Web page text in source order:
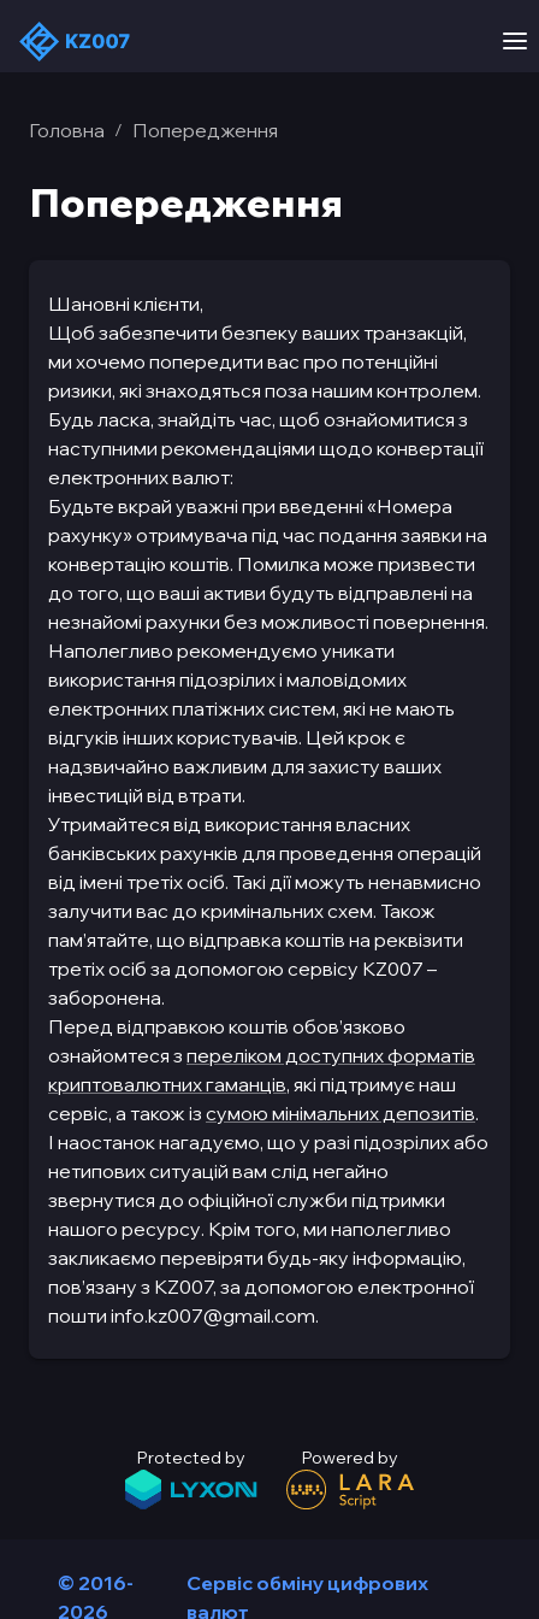
Головна / Попередження
Попередження
Шановні клієнти,
Щоб забезпечити безпеку ваших транзакцій,
ми хочемо попередити вас про потенційні
ризики, які знаходяться поза нашим контролем.
Будь ласка, знайдіть час, щоб ознайомитися з
наступними рекомендаціями щодо конвертації
електронних валют:
Будьте вкрай уважні при введенні «Номера
рахунку» отримувача під час подання заявки на
конвертацію коштів. Помилка може призвести
до того, що ваші активи будуть відправлені на
незнайомі рахунки без можливості повернення.
Наполегливо рекомендуємо уникати
використання підозрілих і маловідомих
електронних платіжних систем, які не мають
відгуків інших користувачів. Цей крок є
надзвичайно важливим для захисту ваших
інвестицій від втрати.
Утримайтеся від використання власних
банківських рахунків для проведення операцій
від імені третіх осіб. Такі дії можуть ненавмисно
залучити вас до кримінальних схем. Також
пам’ятайте, що відправка коштів на реквізити
третіх осіб за допомогою сервісу KZ007 –
заборонена.
Перед відправкою коштів обов’язково
ознайомтеся з переліком доступних форматів
криптовалютних гаманців, які підтримує наш
сервіс, а також із сумою мінімальних депозитів.
І наостанок нагадуємо, що у разі підозрілих або
нетипових ситуацій вам слід негайно
звернутися до офіційної служби підтримки
нашого ресурсу. Крім того, ми наполегливо
закликаємо перевіряти будь-яку інформацію,
пов’язану з KZ007, за допомогою електронної
пошти info.kz007@gmail.com.
Protected by Powered by
© 2016-
2026
Сервіс обміну цифрових
валют